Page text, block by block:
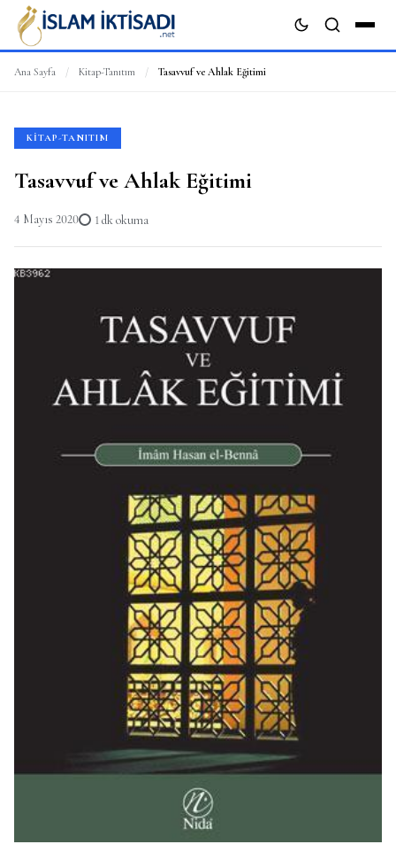
Ana Sayfa / Kitap-Tanıtım / Tasavvuf ve Ahlak Eğitimi
KITAP-TANITIM
Tasavvuf ve Ahlak Eğitimi
4 Mayıs 2020 1 dk okuma